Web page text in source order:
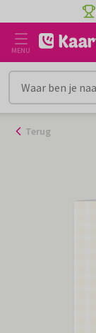
naar
inhoud
MENU
Terug